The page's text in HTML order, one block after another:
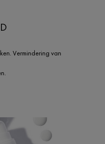
Vermindering van